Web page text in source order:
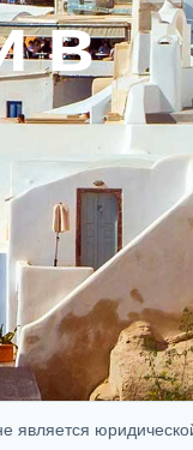
в
юридической,